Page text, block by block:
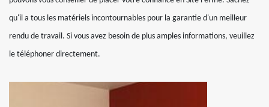
qu'il a tous les matériels incontournables pour la garantie d'un meilleur
rendu de travail. Si vous avez besoin de plus amples informations, veuillez
le téléphoner directement.